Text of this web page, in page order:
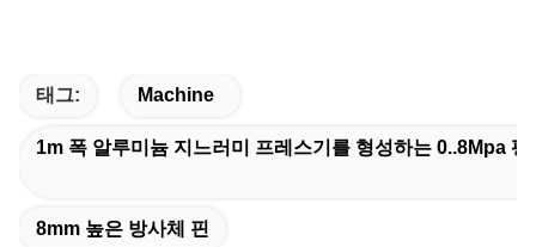
태그: Machine
1m 폭 알루미늄 지느러미 프레스기를 형성하는 0..8Mpa
8mm 높은 방사체 핀